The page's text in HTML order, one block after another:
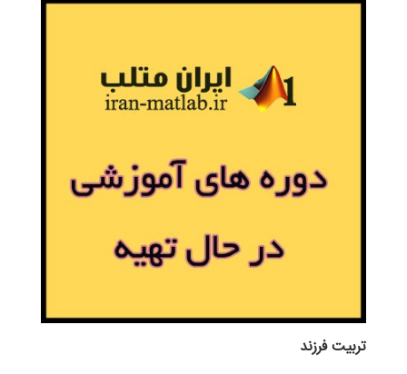
تربيت فرزند